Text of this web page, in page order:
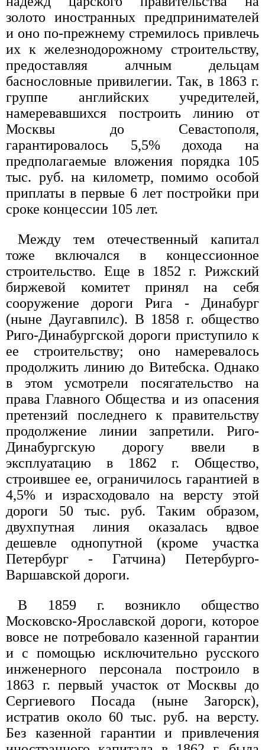
золото иностранных предпринимателей
и оно по-прежнему стремилось привлечь
их к железнодорожному строительству,
предоставляя алчным дельцам
баснословные привилегии. Так, в 1863 г.
группе английских учредителей,
намеревавшихся построить линию от
Москвы до Севастополя,
гарантировалось 5,5% дохода на
предполагаемые вложения порядка 105
тыс. руб. на километр, помимо особой
приплаты в первые 6 лет постройки при
сроке концессии 105 лет.
Между тем отечественный капитал
тоже включался в концессионное
строительство. Еще в 1852 г. Рижский
биржевой комитет принял на себя
сооружение дороги Рига - Динабург
(ныне Даугавпилс). В 1858 г. общество
Риго-Динабургской дороги приступило к
ее строительству; оно намеревалось
продолжить линию до Витебска. Однако
в этом усмотрели посягательство на
права Главного Общества и из опасения
претензий последнего к правительству
продолжение линии запретили. Риго-
Динабургскую дорогу ввели в
эксплуатацию в 1862 г. Общество,
строившее ее, ограничилось гарантией в
4,5% и израсходовало на версту этой
дороги 50 тыс. руб. Таким образом,
двухпутная линия оказалась вдвое
дешевле однопутной (кроме участка
Петербург - Гатчина) Петербурго-
Варшавской дороги.
В 1859 г. возникло общество
Московско-Ярославской дороги, которое
вовсе не потребовало казенной гарантии
и с помощью исключительно русского
инженерного персонала построило в
1863 г. первый участок от Москвы до
Сергиевого Посада (ныне Загорск),
истратив около 60 тыс. руб. на версту.
Без казенной гарантии и привлечения